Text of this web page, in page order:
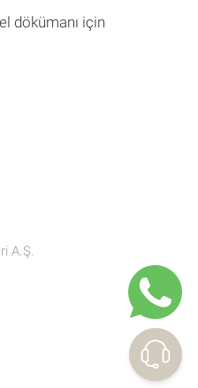
dökümanı için
A.Ş.